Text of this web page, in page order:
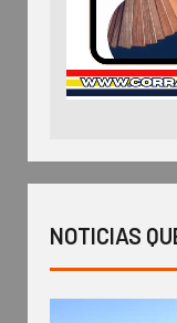
NOTICIAS